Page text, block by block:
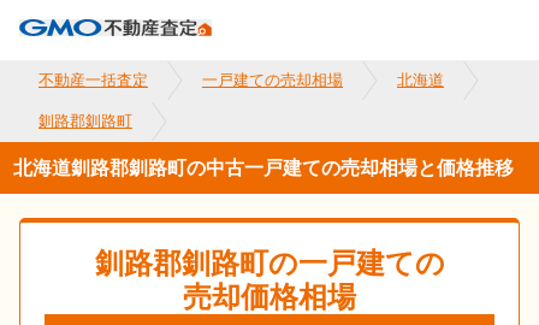
不動産一括査定 一戸建ての売却相場 北海道
釧路郡釧路町
北海道釧路郡釧路町の中古一戸建ての売却相場と価格推移
釧路郡釧路町の一戸建ての
売却価格相場